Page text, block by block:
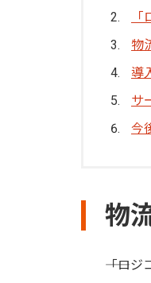
「
物
導
サ
今
物
――「ロジ